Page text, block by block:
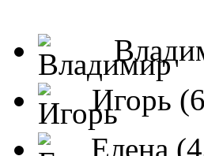
Игорь
Елена